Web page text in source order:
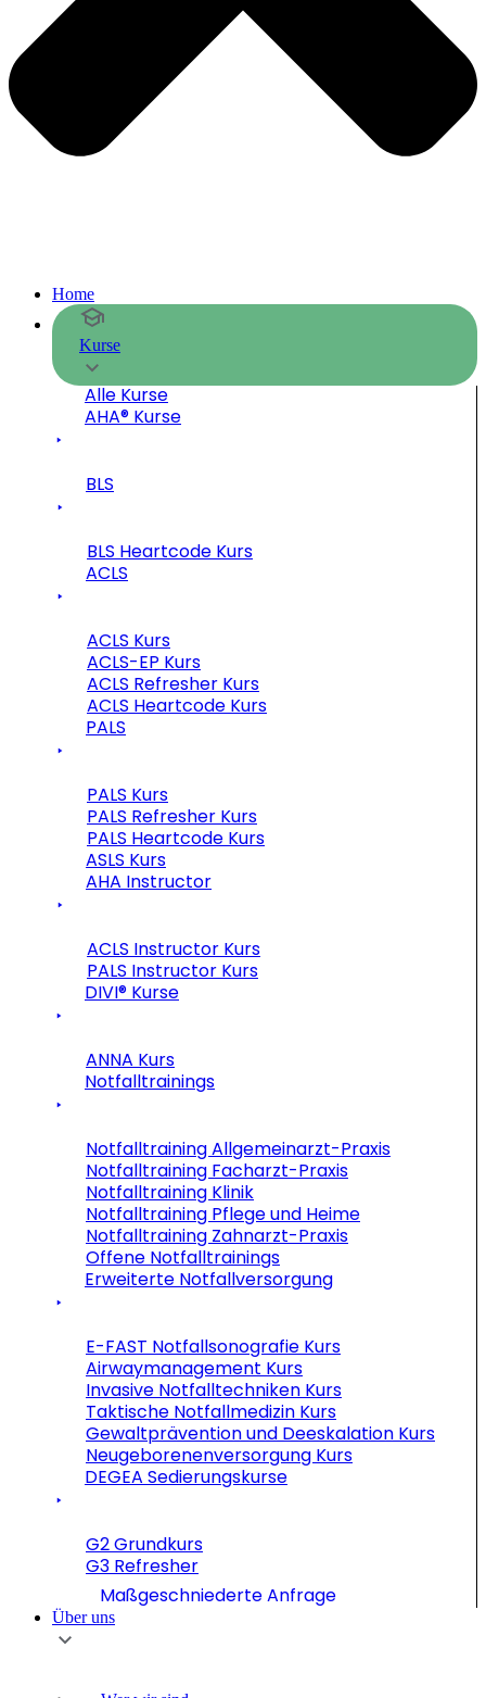
Home
Kurse
Alle Kurse
AHA® Kurse
BLS
BLS Heartcode Kurs
ACLS
ACLS Kurs
ACLS-EP Kurs
ACLS Refresher Kurs
ACLS Heartcode Kurs
PALS
PALS Kurs
PALS Refresher Kurs
PALS Heartcode Kurs
ASLS Kurs
AHA Instructor
ACLS Instructor Kurs
PALS Instructor Kurs
DIVI® Kurse
ANNA Kurs
Notfalltrainings
Notfalltraining Allgemeinarzt-Praxis
Notfalltraining Facharzt-Praxis
Notfalltraining Klinik
Notfalltraining Pflege und Heime
Notfalltraining Zahnarzt-Praxis
Offene Notfalltrainings
Erweiterte Notfallversorgung
E-FAST Notfallsonografie Kurs
Airwaymanagement Kurs
Invasive Notfalltechniken Kurs
Taktische Notfallmedizin Kurs
Gewaltprävention und Deeskalation Kurs
Neugeborenenversorgung Kurs
DEGEA Sedierungskurse
G2 Grundkurs
G3 Refresher
Maßgeschniederte Anfrage
Über uns